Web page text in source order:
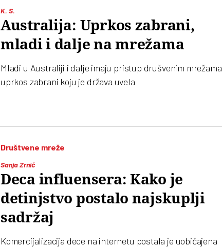
K. S.
Australija: Uprkos zabrani,
mladi i dalje na mrežama
Mladi u Australiji i dalje imaju pristup drušvenim mrežama
uprkos zabrani koju je država uvela
Društvene mreže
Sanja Zrnić
Deca influensera: Kako je
detinjstvo postalo najskuplji
sadržaj
Komercijalizacija dece na internetu postala je uobičajena